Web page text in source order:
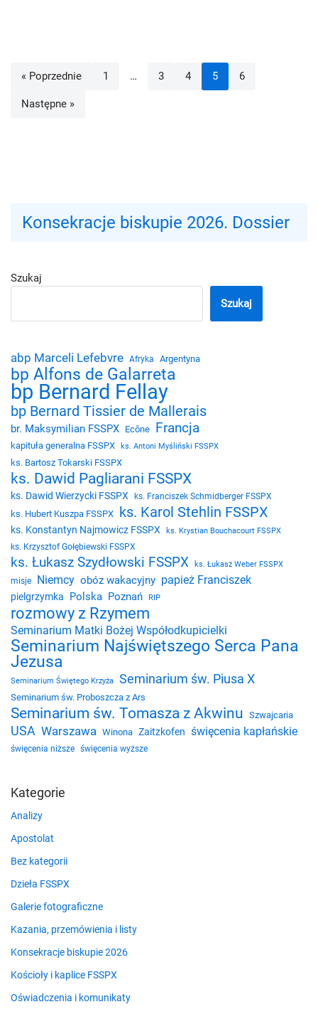
« Poprzednie 1 … 3 4 5 6
Następne »
Konsekracje biskupie 2026. Dossier
Szukaj
Szukaj
abp Marceli Lefebvre Afryka Argentyna
bp Alfons de Galarreta
bp Bernard Fellay
bp Bernard Tissier de Mallerais
br. Maksymilian FSSPX Ecône Francja
kapituła generalna FSSPX ks. Antoni Myśliński FSSPX
ks. Bartosz Tokarski FSSPX
ks. Dawid Pagliarani FSSPX
ks. Dawid Wierzycki FSSPX ks. Franciszek Schmidberger FSSPX
ks. Hubert Kuszpa FSSPX ks. Karol Stehlin FSSPX
ks. Konstantyn Najmowicz FSSPX
ks. Krystian Bouchacourt FSSPX
ks. Krzysztof Gołębiewski FSSPX
ks. Łukasz Szydłowski FSSPX ks. Łukasz Weber FSSPX
misje Niemcy obóz wakacyjny papież Franciszek
pielgrzymka Polska Poznań RIP
rozmowy z Rzymem
Seminarium Matki Bożej Współodkupicielki
Seminarium Najświętszego Serca Pana
Jezusa
Seminarium Świętego Krzyża Seminarium św. Piusa X
Seminarium św. Proboszcza z Ars
Seminarium św. Tomasza z Akwinu Szwajcaria
USA Warszawa Winona Zaitzkofen święcenia kapłańskie
święcenia niższe święcenia wyższe
Kategorie
Analizy
Apostolat
Bez kategorii
Dzieła FSSPX
Galerie fotograficzne
Kazania, przemówienia i listy
Konsekracje biskupie 2026
Kościoły i kaplice FSSPX
Oświadczenia i komunikaty